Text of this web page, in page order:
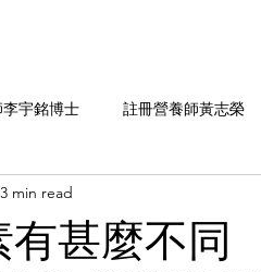
宇銘博士 註冊營養師黃志榮
素食
甚麼不同
3 min read